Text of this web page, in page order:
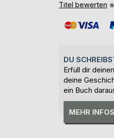
Titel bewerten
DU
Erfüll dir
deine
ein Buch
MEHR INFOS